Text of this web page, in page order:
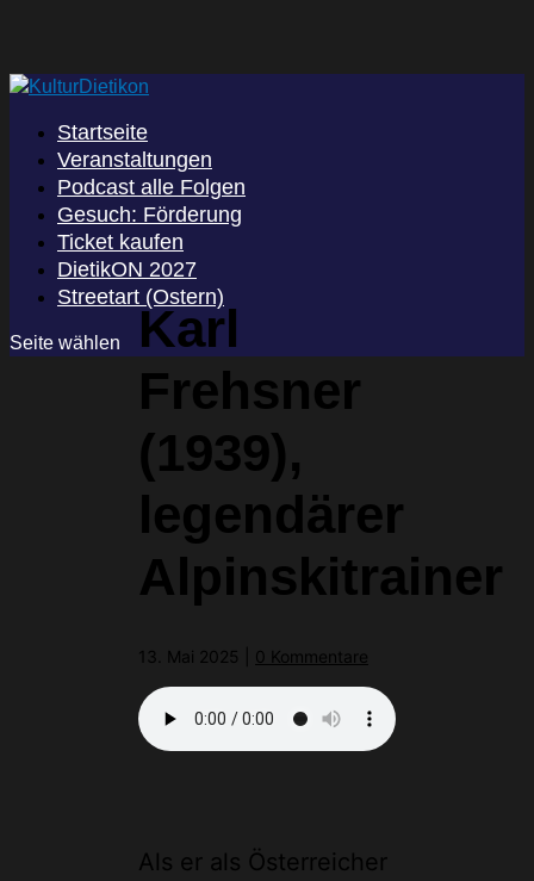
Startseite
Veranstaltungen
Podcast alle Folgen
Gesuch: Förderung
Ticket kaufen
DietikON 2027
Streetart (Ostern)
Seite wählen
Karl
Frehsner
(1939),
legendärer
Alpinskitrainer
13. Mai 2025 0 Kommentare
Als er als Österreicher